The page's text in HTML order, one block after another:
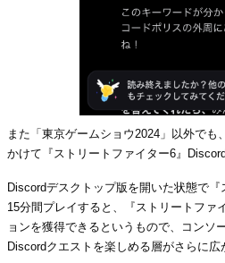
また「東京ゲームショウ2024」以外でも
かけて『ストリートファイター6』
Discordデスクトップ版を開いた状態で
15分間プレイすると、『ストリートファ
ョンを獲得できるというもので、コンソ
Discordクエストを楽しめる層がさらに広